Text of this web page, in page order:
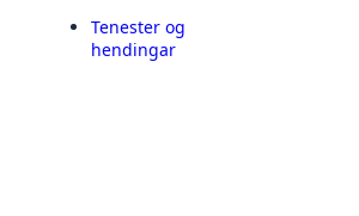
Tenester og
hendingar